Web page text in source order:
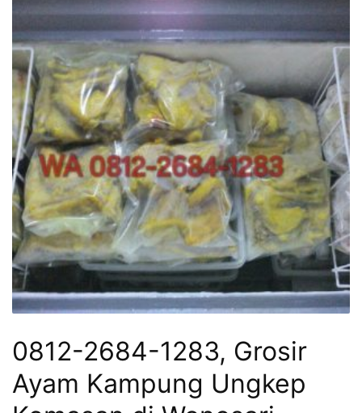
0812-2684-1283, Grosir
Ayam Kampung Ungkep